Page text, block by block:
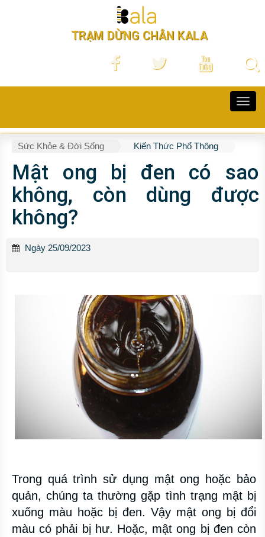
TRẠM DỪNG CHÂN KALA
Sức Khỏe & Đời Sống Kiến Thức Phổ Thông
Mật ong bị đen có sao
không, còn dùng được
không?
Ngày 25/09/2023
Trong quá trình sử dụng mật ong hoặc bảo
quản, chúng ta thường gặp tình trạng mật bị
xuống màu hoặc bị đen. Vậy mật ong bị đổi
màu có phải bị hư. Hoặc, mật ong bị đen còn